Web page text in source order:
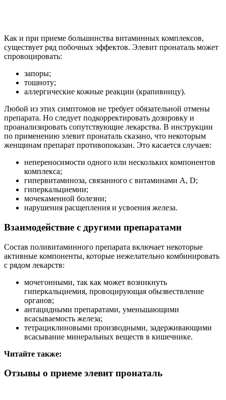
Как и при приеме большинства витаминных комплексов,
существует ряд побочных эффектов. Элевит пронаталь может
спровоцировать:
запоры;
тошноту;
аллергические кожные реакции (крапивницу).
Любой из этих симптомов не требует обязательной отмены
препарата. Но следует подкорректировать дозировку и
проанализировать сопутствующие лекарства. В инструкции
по применению элевит пронаталь сказано, что некоторым
женщинам препарат противопоказан. Это касается случаев:
непереносимости одного или нескольких компонентов
комплекса;
гипервитаминоза, связанного с витаминами А, D;
гиперкальциемии;
мочекаменной болезни;
нарушения расщепления и усвоения железа.
Взаимодействие с другими препаратами
Состав поливитаминного препарата включает некоторые
активные компоненты, которые нежелательно комбинировать
с рядом лекарств:
мочегонными, так как может возникнуть
гиперкальциемия, провоцирующая обызвествление
органов;
антацидными препаратами, уменьшающими
всасываемость железа;
тетрациклиновыми производными, задерживающими
всасывание минеральных веществ в кишечнике.
Читайте также:
Отзывы о приеме элевит пронаталь